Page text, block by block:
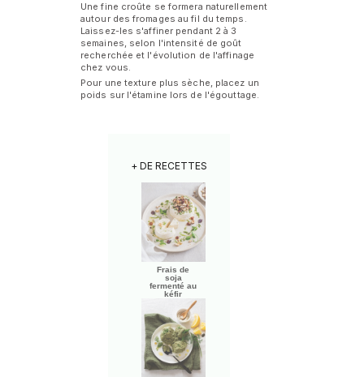
Une fine croûte se formera naturellement
autour des fromages au fil du temps.
Laissez-les s'affiner pendant 2 à 3
semaines, selon l'intensité de goût
recherchée et l'évolution de l'affinage
chez vous.
Pour une texture plus sèche, placez un
poids sur l'étamine lors de l'égouttage.
+ DE RECETTES
Frais de
soja
fermenté au
kéfir